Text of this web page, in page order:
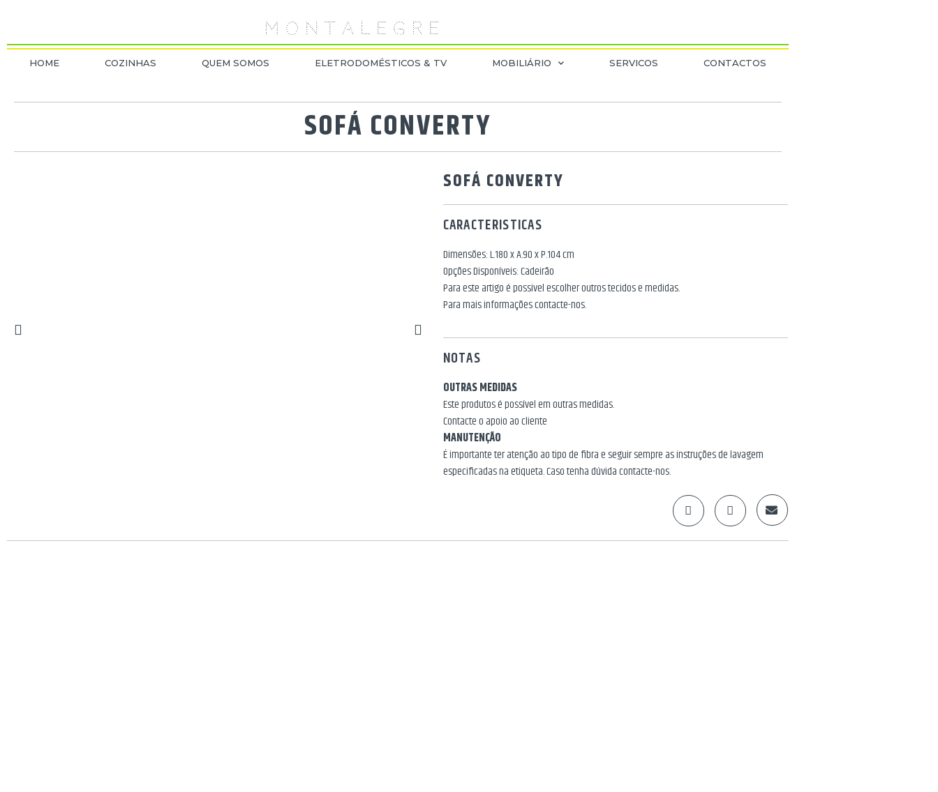
M O N T A L E G R E
HOME COZINHAS QUEM SOMOS ELETRODOMÉSTICOS & TV MOBILIÁRIO SERVICOS CONTACTOS
SOFÁ CONVERTY
SOFÁ CONVERTY
CARACTERISTICAS
Dimensões: L.180 x A.90 x P.104 cm
Opções Disponíveis: Cadeirão
Para este artigo é possivel escolher outros tecidos e medidas.
Para mais informações contacte-nos.
NOTAS
OUTRAS MEDIDAS
Este produtos é possível em outras medidas.
Contacte o apoio ao cliente
MANUTENÇÃO
É importante ter atenção ao tipo de fibra e seguir sempre as instruções de lavagem
especificadas na etiqueta. Caso tenha dúvida contacte-nos.